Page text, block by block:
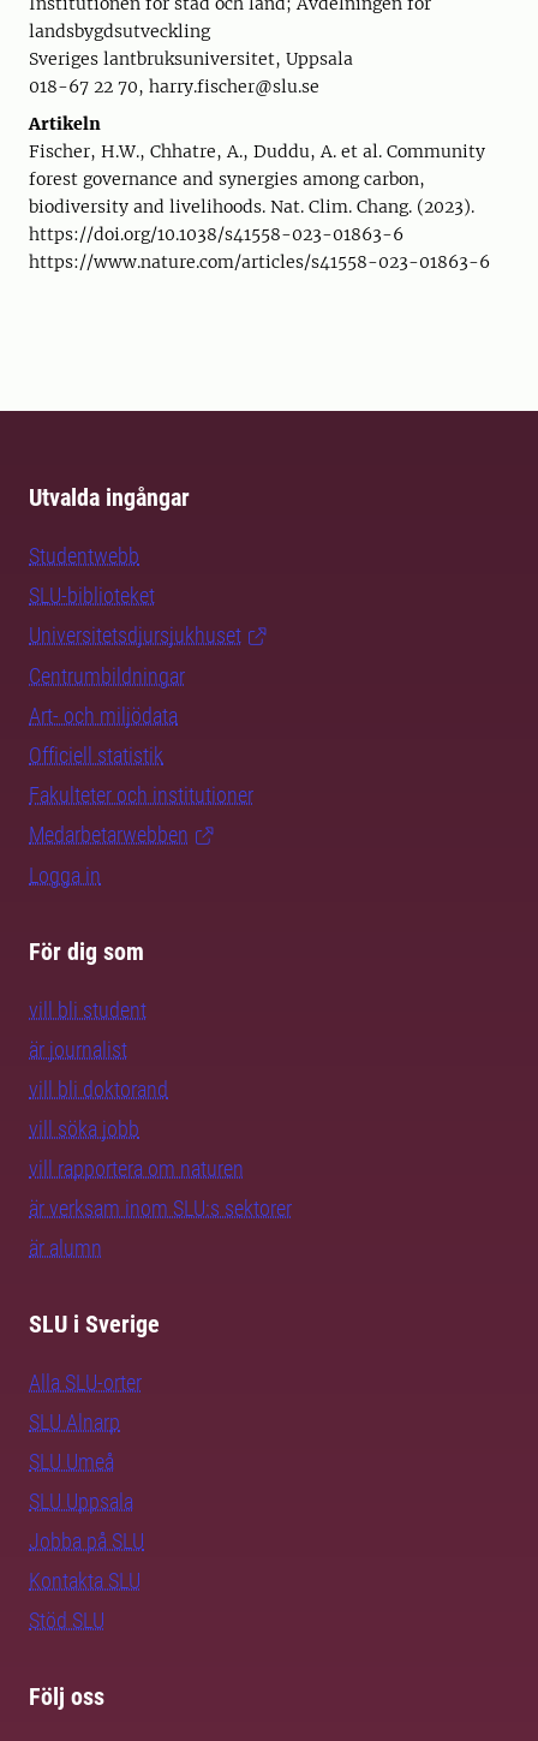
landsbygdsutveckling
Sveriges lantbruksuniversitet, Uppsala
018-67 22 70, harry.fischer@slu.se
Artikeln
Fischer, H.W., Chhatre, A., Duddu, A. et al. Community
forest governance and synergies among carbon,
biodiversity and livelihoods. Nat. Clim. Chang. (2023).
https://doi.org/10.1038/s41558-023-01863-6
https://www.nature.com/articles/s41558-023-01863-6
Utvalda ingångar
Studentwebb
SLU-biblioteket
Universitetsdjursjukhuset
Centrumbildningar
Art- och miljödata
Officiell statistik
Fakulteter och institutioner
Medarbetarwebben
Logga in
För dig som
vill bli student
är journalist
vill bli doktorand
vill söka jobb
vill rapportera om naturen
är verksam inom SLU:s sektorer
är alumn
SLU i Sverige
Alla SLU-orter
SLU Alnarp
SLU Umeå
SLU Uppsala
Jobba på SLU
Kontakta SLU
Stöd SLU
Följ oss